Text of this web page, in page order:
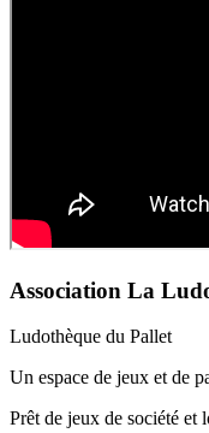
Association La
Ludothèque du Pallet
Un espace de jeux et de
Prêt de jeux de société et